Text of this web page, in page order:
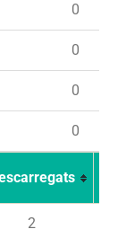
0
0
0
0
2